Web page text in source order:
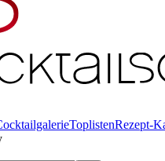
ToplistenRezept-